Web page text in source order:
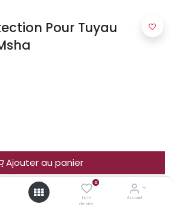
0
Liste
d'envies
Account
Pour Tuyau
Ajouter au panier
maintenant